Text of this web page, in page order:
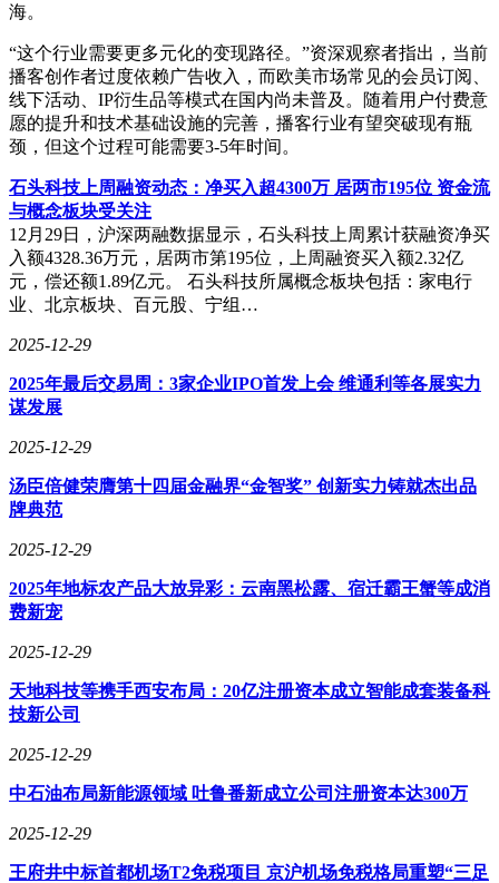
海。
“这个行业需要更多元化的变现路径。”资深观察者指出，当前
播客创作者过度依赖广告收入，而欧美市场常见的会员订阅、
线下活动、IP衍生品等模式在国内尚未普及。随着用户付费意
愿的提升和技术基础设施的完善，播客行业有望突破现有瓶
颈，但这个过程可能需要3-5年时间。
石头科技上周融资动态：净买入超4300万 居两市195位 资金流
与概念板块受关注
12月29日，沪深两融数据显示，石头科技上周累计获融资净买
入额4328.36万元，居两市第195位，上周融资买入额2.32亿
元，偿还额1.89亿元。 石头科技所属概念板块包括：家电行
业、北京板块、百元股、宁组…
2025-12-29
2025年最后交易周：3家企业IPO首发上会 维通利等各展实力
谋发展
2025-12-29
汤臣倍健荣膺第十四届金融界“金智奖” 创新实力铸就杰出品
牌典范
2025-12-29
2025年地标农产品大放异彩：云南黑松露、宿迁霸王蟹等成消
费新宠
2025-12-29
天地科技等携手西安布局：20亿注册资本成立智能成套装备科
技新公司
2025-12-29
中石油布局新能源领域 吐鲁番新成立公司注册资本达300万
2025-12-29
王府井中标首都机场T2免税项目 京沪机场免税格局重塑“三足